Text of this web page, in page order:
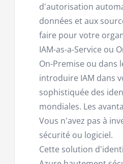
d'autorisation
données et aux
faire pour votre
IAM-as-a-Service ou
On-Premise ou dans
introduire IAM dans
sophistiquée des
mondiales. Les
Vous n'avez pas à
sécurité ou logiciel.
Cette solution